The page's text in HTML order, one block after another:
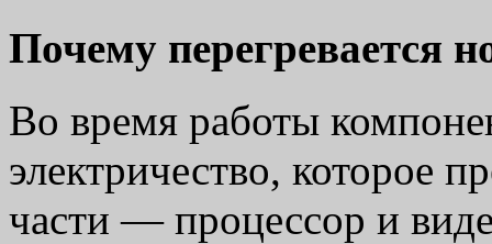
Почему перегревается
Во время работы
электричество, которое
части — процессор и